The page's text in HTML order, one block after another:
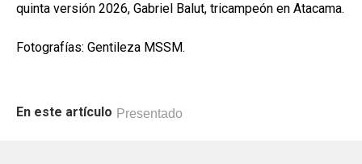
quinta versión 2026, Gabriel Balut, tricampeón en Atacama.
Fotografías: Gentileza MSSM.
En este artículo Presentado